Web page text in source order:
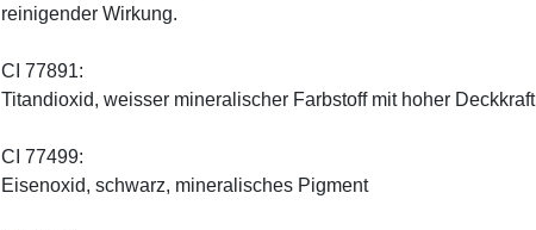
reinigender Wirkung.
CI 77891:
Titandioxid, weisser mineralischer Farbstoff mit hoher Deckkraft
CI 77499:
Eisenoxid, schwarz, mineralisches Pigment